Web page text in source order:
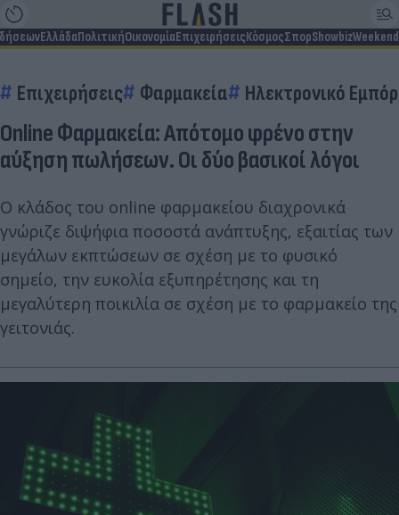
ΕλλάδαΠολιτικήΟικονομίαΕπιχειρήσειςΚόσμοςΣπορShowbizWeekend
Επιχειρήσεις Φαρμακεία Ηλεκτρονικό
Online Φαρμακεία: Απότομο φρένο στην
αύξηση πωλήσεων. Οι δύο βασικοί λόγοι
Ο κλάδος του online φαρμακείου διαχρονικά
γνώριζε διψήφια ποσοστά ανάπτυξης, εξαιτίας των
μεγάλων εκπτώσεων σε σχέση με το φυσικό
σημείο, την ευκολία εξυπηρέτησης και τη
μεγαλύτερη ποικιλία σε σχέση με το φαρμακείο της
γειτονιάς.